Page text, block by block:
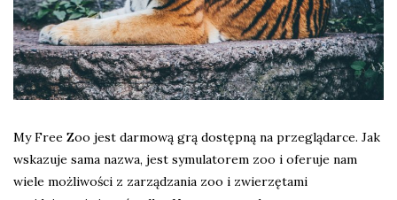
My Free Zoo jest darmową grą dostępną na przeglądarce. Jak
wskazuje sama nazwa, jest symulatorem zoo i oferuje nam
wiele możliwości z zarządzania zoo i zwierzętami